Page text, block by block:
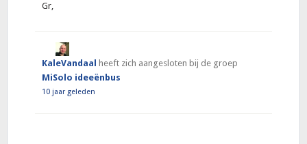
Gr,
KaleVandaal heeft zich aangesloten bij de groep
MiSolo ideeënbus
10 jaar geleden